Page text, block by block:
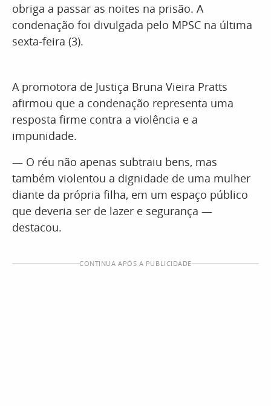
obriga a passar as noites na prisão. A
condenação foi divulgada pelo MPSC na última
sexta-feira (3).
A promotora de Justiça Bruna Vieira Pratts
afirmou que a condenação representa uma
resposta firme contra a violência e a
impunidade.
— O réu não apenas subtraiu bens, mas
também violentou a dignidade de uma mulher
diante da própria filha, em um espaço público
que deveria ser de lazer e segurança —
destacou.
CONTINUA APÓS A PUBLICIDADE